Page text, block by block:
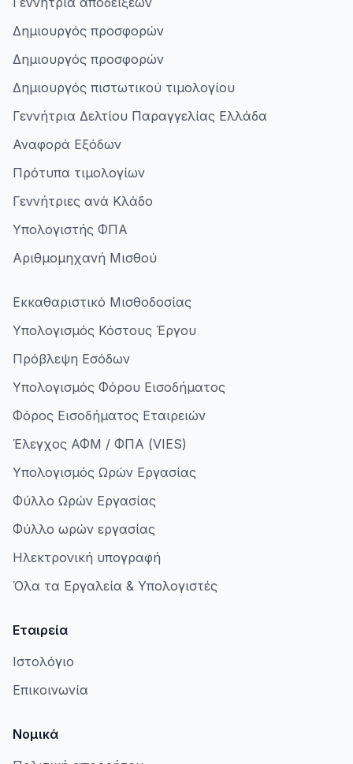
Δημιουργός προσφορών
Δημιουργός προσφορών
Δημιουργός πιστωτικού τιμολογίου
Γεννήτρια Δελτίου Παραγγελίας Ελλάδα
Αναφορά Εξόδων
Πρότυπα τιμολογίων
Γεννήτριες ανά Κλάδο
Υπολογιστής ΦΠΑ
Αριθμομηχανή Μισθού
Εκκαθαριστικό Μισθοδοσίας
Υπολογισμός Κόστους Έργου
Πρόβλεψη Εσόδων
Υπολογισμός Φόρου Εισοδήματος
Φόρος Εισοδήματος Εταιρειών
Έλεγχος ΑΦΜ / ΦΠΑ (VIES)
Υπολογισμός Ωρών Εργασίας
Φύλλο Ωρών Εργασίας
Φύλλο ωρών εργασίας
Ηλεκτρονική υπογραφή
Όλα τα Εργαλεία & Υπολογιστές
Εταιρεία
Ιστολόγιο
Επικοινωνία
Νομικά